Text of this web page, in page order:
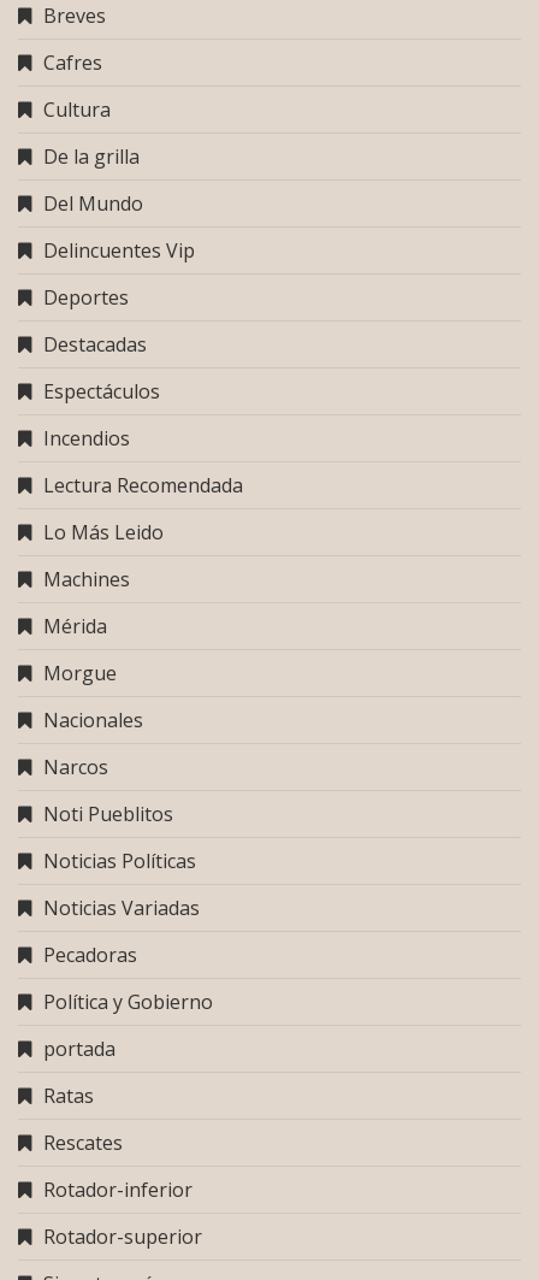
Breves
Cafres
Cultura
De la grilla
Del Mundo
Delincuentes Vip
Deportes
Destacadas
Espectáculos
Incendios
Lectura Recomendada
Lo Más Leido
Machines
Mérida
Morgue
Nacionales
Narcos
Noti Pueblitos
Noticias Políticas
Noticias Variadas
Pecadoras
Política y Gobierno
portada
Ratas
Rescates
Rotador-inferior
Rotador-superior